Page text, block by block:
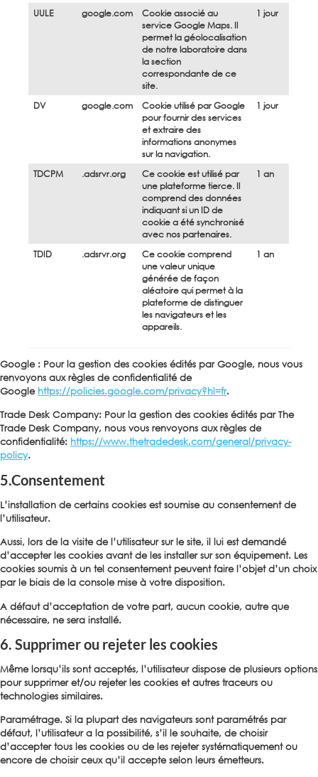
UULE google.com
Cookie associé au
service Google Maps. Il
permet la géolocalisation
de notre laboratoire dans
la section
correspondante de ce
site.
1 jour
DV google.com
Cookie utilisé par Google
pour fournir des services
et extraire des
informations anonymes
sur la navigation.
1 jour
TDCPM .adsrvr.org
Ce cookie est utilisé par
une plateforme tierce. Il
comprend des données
indiquant si un ID de
cookie a été synchronisé
avec nos partenaires.
1 an
TDID .adsrvr.org
Ce cookie comprend
une valeur unique
générée de façon
aléatoire qui permet à la
plateforme de distinguer
les navigateurs et les
appareils.
1 an
Google : Pour la gestion des cookies édités par Google, nous vous
renvoyons aux règles de confidentialité de
Google https://policies.google.com/privacy?hl=fr.
Trade Desk Company: Pour la gestion des cookies édités par The
Trade Desk Company, nous vous renvoyons aux règles de
confidentialité: https://www.thetradedesk.com/general/privacy-
policy.
5.Consentement
L’installation de certains cookies est soumise au consentement de
l’utilisateur.
Aussi, lors de la visite de l’utilisateur sur le site, il lui est demandé
d’accepter les cookies avant de les installer sur son équipement. Les
cookies soumis à un tel consentement peuvent faire l’objet d’un choix
par le biais de la console mise à votre disposition.
A défaut d’acceptation de votre part, aucun cookie, autre que
nécessaire, ne sera installé.
6. Supprimer ou rejeter les cookies
Même lorsqu’ils sont acceptés, l’utilisateur dispose de plusieurs options
pour supprimer et/ou rejeter les cookies et autres traceurs ou
technologies similaires.
Paramétrage. Si la plupart des navigateurs sont paramétrés par
défaut, l’utilisateur a la possibilité, s’il le souhaite, de choisir
d’accepter tous les cookies ou de les rejeter systématiquement ou
encore de choisir ceux qu’il accepte selon leurs émetteurs.